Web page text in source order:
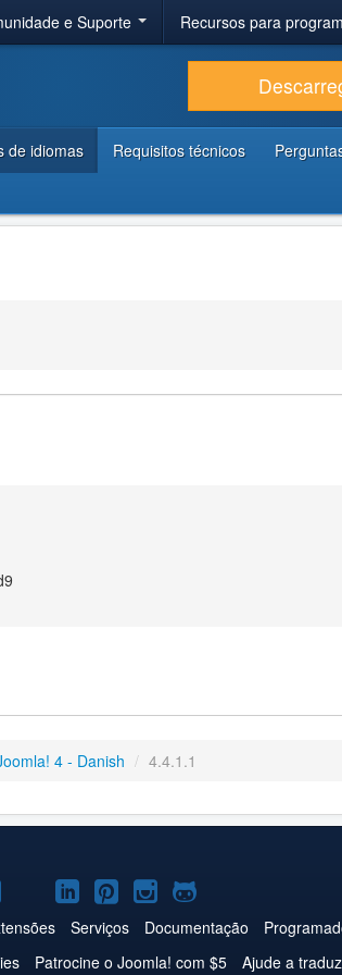
e Suporte Recursos para
de idiomas Requisitos técnicos
4 - Danish / 4.4.1.1
Joomla!
no
YouTube
Joomla!
no
LinkedIn
Joomla!
no
Pinterest
Joomla!
no
Instagram
Joomla!
no
GitHub
Serviços Documentação
Patrocine o Joomla! com $5 Ajude a